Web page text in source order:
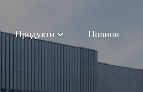
Продукти Новини